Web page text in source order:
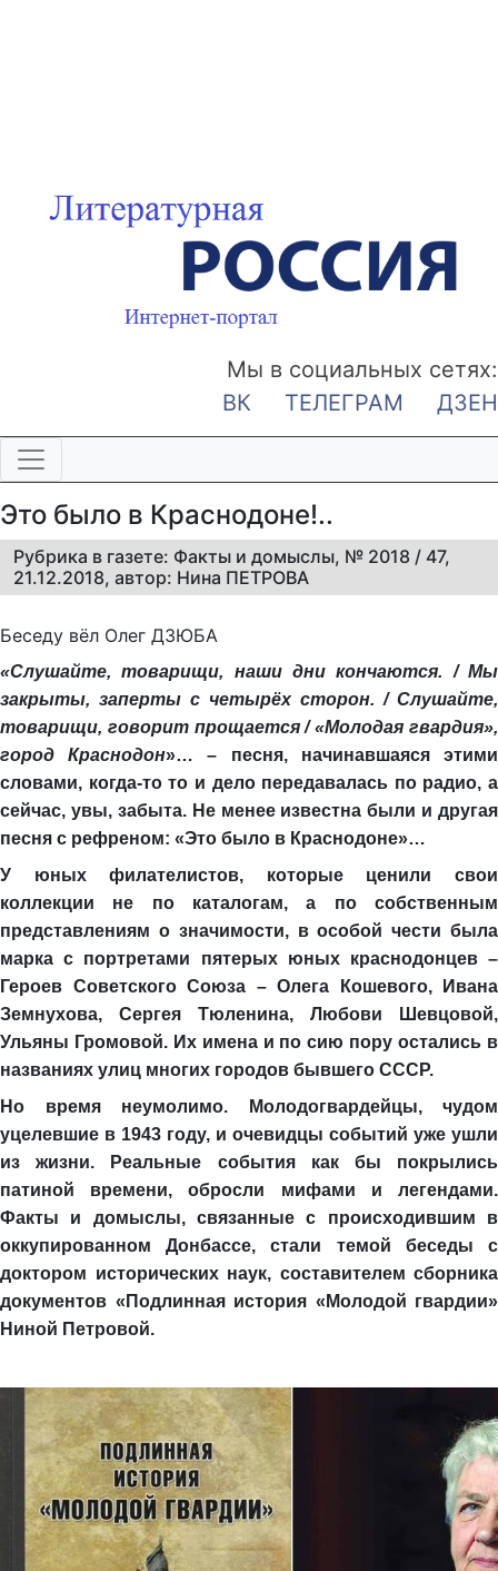
Мы в социальных сетях:
ВК
ТЕЛЕГРАМ ДЗЕН
Это было в Краснодоне!..
Рубрика в газете: Факты и домыслы, № 2018 / 47,
21.12.2018, автор: Нина ПЕТРОВА
Беседу вёл Олег ДЗЮБА
«Слушайте, товарищи, наши дни кончаются. / Мы
закрыты, заперты с четырёх сторон. / Cлушайте,
товарищи, говорит прощается / «Молодая гвардия»,
город Краснодон»… – песня, начинавшаяся этими
словами, когда-то то и дело передавалась по радио, а
сейчас, увы, забыта. Не менее известна были и другая
песня с рефреном: «Это было в Краснодоне»…
У юных филателистов, которые ценили свои
коллекции не по каталогам, а по собственным
представлениям о значимости, в особой чести была
марка с портретами пятерых юных краснодонцев –
Героев Советского Союза – Олега Кошевого, Ивана
Земнухова, Сергея Тюленина, Любови Шевцовой,
Ульяны Громовой. Их имена и по сию пору остались в
названиях улиц многих городов бывшего СССР.
Но время неумолимо. Молодогвардейцы, чудом
уцелевшие в 1943 году, и очевидцы событий уже ушли
из жизни. Реальные события как бы покрылись
патиной времени, обросли мифами и легендами.
Факты и домыслы, связанные с происходившим в
оккупированном Донбассе, стали темой беседы с
доктором исторических наук, составителем сборника
документов «Подлинная история «Молодой гвардии»
Ниной Петровой.